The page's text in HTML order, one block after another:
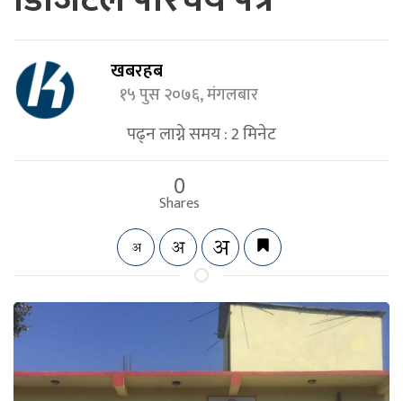
खबरहब
१५ पुस २०७६, मंगलबार
पढ्न लाग्ने समय :2मिनेट
0
Shares